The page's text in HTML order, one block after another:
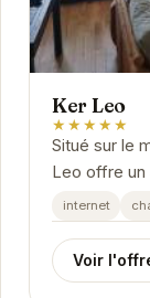
Ker Leo
★★★★★
Situé sur le
Leo offre
imprenables
internet
Voir